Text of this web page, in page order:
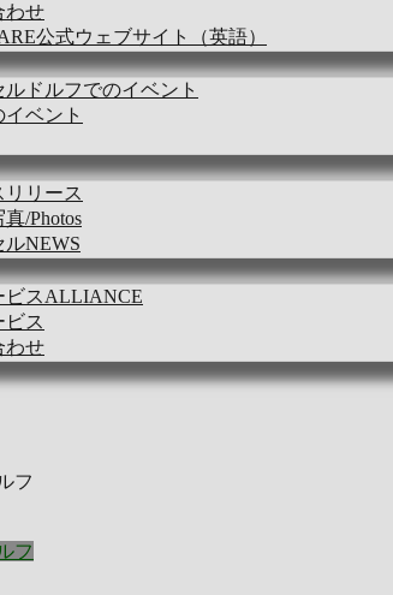
わせ
公式ウェブサイト（英語）
ルドルフでのイベント
イベント
リリース
/Photos
ルNEWS
ビスALLIANCE
ビス
わせ
フ
フ